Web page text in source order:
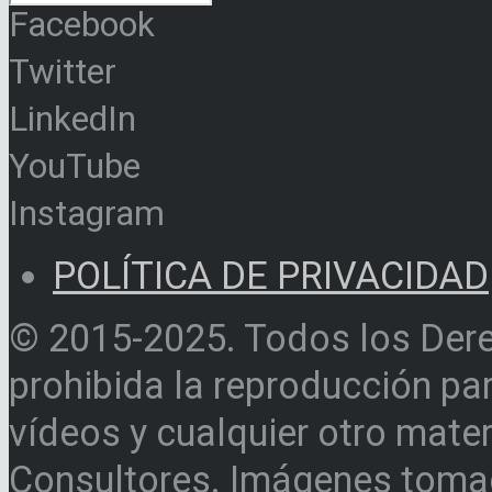
Facebook
Twitter
LinkedIn
YouTube
Instagram
POLÍTICA DE PRIVACIDAD
© 2015-2025. Todos los
prohibida la reproducción
vídeos y cualquier otro
Consultores. Imágenes